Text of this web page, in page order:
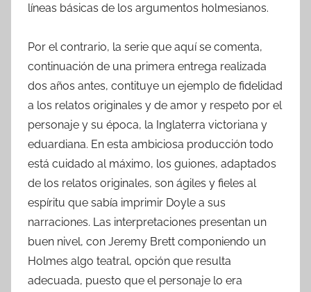
líneas básicas de los argumentos holmesianos.
Por el contrario, la serie que aquí se comenta,
continuación de una primera entrega realizada
dos años antes, contituye un ejemplo de fidelidad
a los relatos originales y de amor y respeto por el
personaje y su época, la Inglaterra victoriana y
eduardiana. En esta ambiciosa producción todo
está cuidado al máximo, los guiones, adaptados
de los relatos originales, son ágiles y fieles al
espíritu que sabía imprimir Doyle a sus
narraciones. Las interpretaciones presentan un
buen nivel, con Jeremy Brett componiendo un
Holmes algo teatral, opción que resulta
adecuada, puesto que el personaje lo era